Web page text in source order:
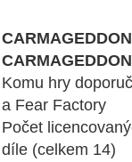
Komu hry
a Fear Factory
Počet
díle (celkem 14)